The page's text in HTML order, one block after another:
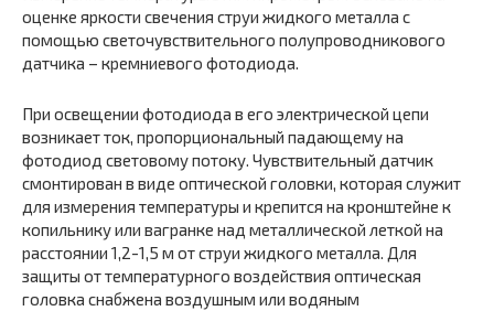
оценке яркости свечения струи жидкого металла с
помощью светочувствительного полупроводникового
датчика – кремниевого фотодиода.
При освещении фотодиода в его электрической цепи
возникает ток, пропорциональный падающему на
фотодиод световому потоку. Чувствительный датчик
смонтирован в виде оптической головки, которая служит
для измерения температуры и крепится на кронштейне к
копильнику или вагранке над металлической леткой на
расстоянии 1,2-1,5 м от струи жидкого металла. Для
защиты от температурного воздействия оптическая
головка снабжена воздушным или водяным